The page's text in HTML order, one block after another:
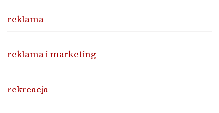
reklama
reklama i marketing
rekreacja